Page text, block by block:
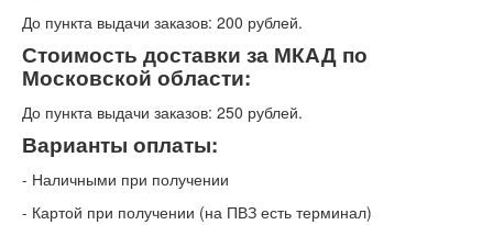
До пункта выдачи заказов: 200 рублей.
Стоимость доставки за МКАД по
Московской области:
До пункта выдачи заказов: 250 рублей.
Варианты оплаты:
- Наличными при получении
- Картой при получении (на ПВЗ есть терминал)